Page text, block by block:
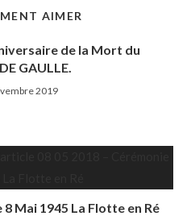
AIMER
de la Mort du
GAULLE.
2019
8 Mai 1945 La Flotte en Ré